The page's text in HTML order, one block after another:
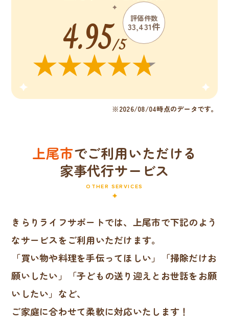
4.95/5
評価件数
33,431件
※2026/08/04時点のデータです。
上尾市でご利用いただける
家事代行サービス
OTHER SERVICES
きらりライフサポートでは、上尾市で下記のよう
なサービスをご利用いただけます。
「買い物や料理を手伝ってほしい」「掃除だけお
願いしたい」「子どもの送り迎えとお世話をお願
いしたい」など、
ご家庭に合わせて柔軟に対応いたします！